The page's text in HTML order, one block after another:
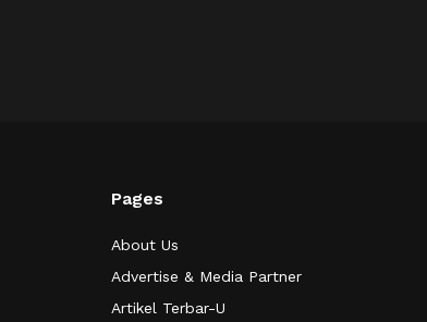
Pages
About Us
Advertise & Media Partner
Artikel Terbar-U